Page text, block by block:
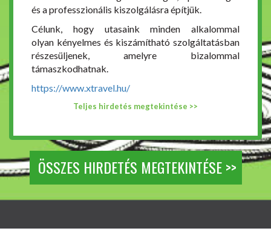
és a professzionális kiszolgálásra építjük.
Célunk, hogy utasaink minden alkalommal
olyan kényelmes és kiszámítható szolgáltatásban
részesüljenek, amelyre bizalommal
támaszkodhatnak.
https://www.xtravel.hu/
Teljes hirdetés megtekintése >>
ÖSSZES HIRDETÉS MEGTEKINTÉSE >>